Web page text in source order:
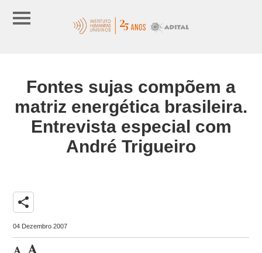
Fontes sujas compõem a
matriz energética brasileira.
Entrevista especial com
André Trigueiro
share
04 Dezembro 2007